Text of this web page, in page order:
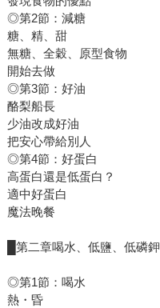
◎第2節：減糖
糖、精、甜
無糖、全穀、原型食物
開始去做
◎第3節：好油
酪梨船長
少油改成好油
把安心帶給別人
◎第4節：好蛋白
高蛋白還是低蛋白？
適中好蛋白
魔法晚餐
█第二章喝水、低鹽、低磷鉀
◎第1節：喝水
熱・昏